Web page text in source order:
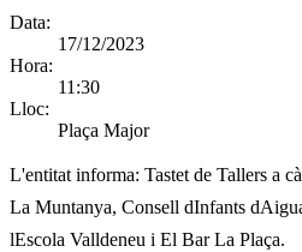
Data:
17/12/2023
Hora:
11:30
Lloc:
Plaça Major
L'entitat informa: Tastet de Tallers a
La Muntanya, Consell dInfants
lEscola Valldeneu i El Bar La Plaça.